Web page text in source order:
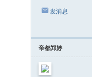
发消息
帝都郑婷